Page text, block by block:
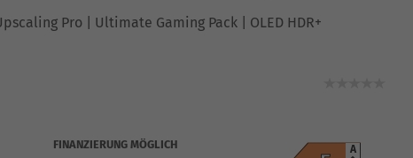
Pro | Ultimate Gaming Pack | OLED HDR+
A
FINANZIERUNG MÖGLICH